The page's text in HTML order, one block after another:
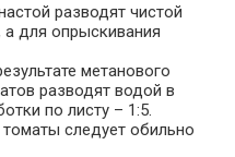
разводят чистой
для опрыскивания
метанового
разводят водой в
по листу – 1:5.
следует обильно